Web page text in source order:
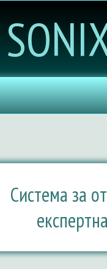
Система за